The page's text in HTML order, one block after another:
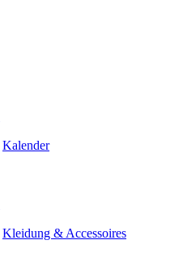
Kalender
Kleidung & Accessoires